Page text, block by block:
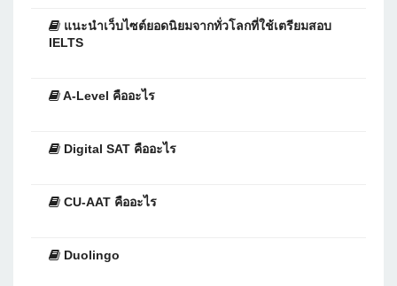
แนะนำเว็บไซต์ยอดนิยมจากทั่วโลกที่ใช้เตรียมสอบ
IELTS
A-Level คืออะไร
Digital SAT คืออะไร
CU-AAT คืออะไร
Duolingo